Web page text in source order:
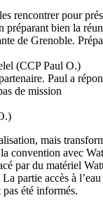
rencontrer pour
préparant bien la
de Grenoble.
(CCP Paul O.)
Paul a
de mission
mais
convention avec
par du matériel
partie accès à
été informés.